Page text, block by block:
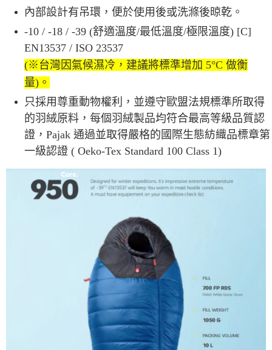
內部設計有吊環，便於使用後或洗滌後晾乾。
-10 / -18 / -39 (舒適溫度/最低溫度/極限溫度) [C]
EN13537 / ISO 23537
(※台灣因氣候濕冷，建議將標準增加 5°C 做衡
量)。
只採用尊重動物權利，並遵守歐盟法規標準所取得
的羽絨原料，每個羽絨製品均符合最高等級品質認
證，Pajak 通過並取得嚴格的國際生態紡織品標章第
一級認證 ( Oeko-Tex Standard 100 Class 1)